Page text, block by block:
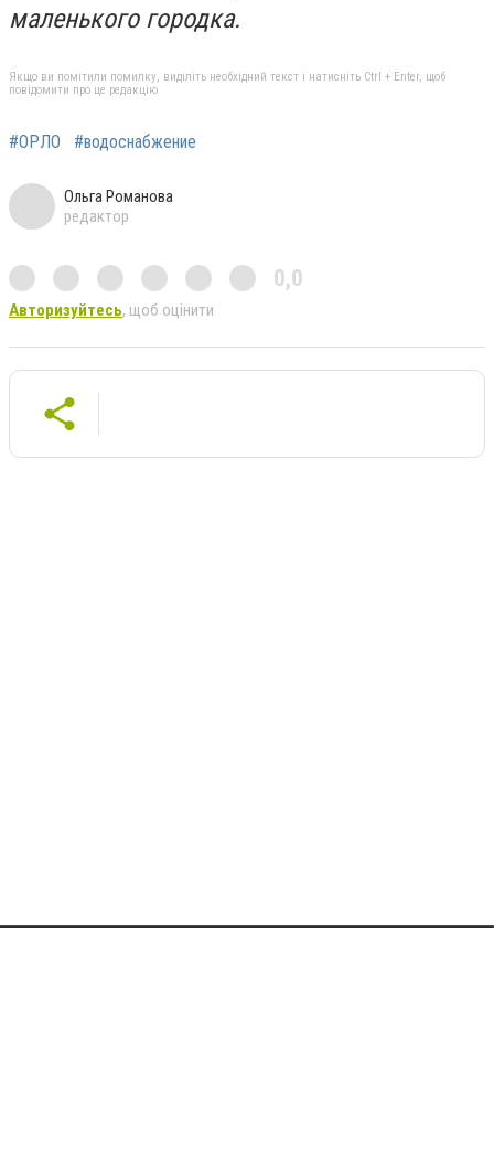
маленького городка.
Якщо ви помітили помилку, виділіть необхідний текст і натисніть Ctrl + Enter, щоб
повідомити про це редакцію
#ОРЛО #водоснабжение
Ольга Романова
редактор
0,0
Авторизуйтесь, щоб оцінити